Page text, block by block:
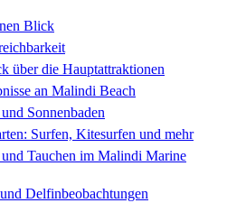
Blick
über die Hauptattraktionen
an Malindi Beach
Sonnenbaden
Surfen, Kitesurfen und mehr
Tauchen im Malindi Marine
Delfinbeobachtungen